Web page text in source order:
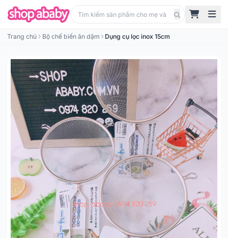
Trang chủ Bộ chế biến ăn dặm Dụng cụ lọc inox 15cm